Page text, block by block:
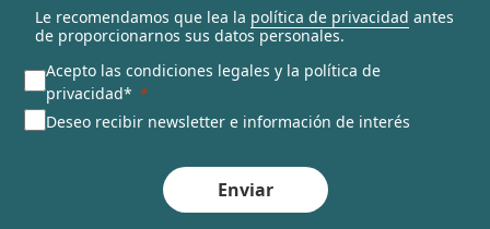
Le recomendamos que lea la política de privacidad antes
de proporcionarnos sus datos personales.
Acepto las condiciones legales y la política de
privacidad*
Deseo recibir newsletter e información de interés
Enviar